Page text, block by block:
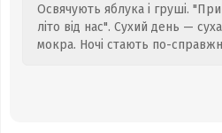
Освячують яблука і груші.
літо від нас". Сухий день —
мокра. Ночі стають по-